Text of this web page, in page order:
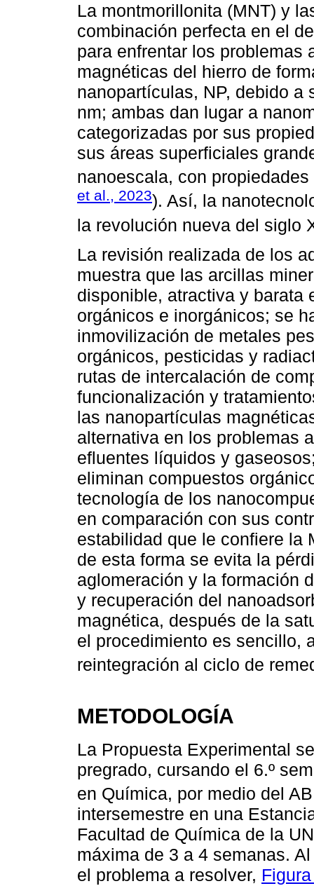
La montmorillonita (MNT) y
combinación perfecta en el
para enfrentar los problemas
magnéticas del hierro de
nanopartículas, NP, debido a
nm; ambas dan lugar a
categorizadas por sus
sus áreas superficiales
nanoescala, con
et al., 2023). Así, la
la revolución nueva del siglo
La revisión realizada de los
muestra que las arcillas
disponible, atractiva y barata
orgánicos e inorgánicos; se
inmovilización de metales
orgánicos, pesticidas y
rutas de intercalación de
funcionalización y
las nanopartículas
alternativa en los problemas
efluentes líquidos y
eliminan compuestos
tecnología de los
en comparación con sus
estabilidad que le confiere la
de esta forma se evita la
aglomeración y la formación
y recuperación del
magnética, después de la
el procedimiento es sencillo,
reintegración al ciclo de
METODOLOGÍA
La Propuesta Experimental
pregrado, cursando el 6.º
en Química, por medio del
intersemestre en una
Facultad de Química de la
máxima de 3 a 4 semanas.
el problema a resolver,